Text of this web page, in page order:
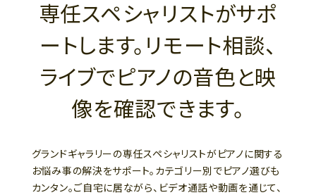
専任スペシャリストがサポ
ートします。リモート相談、
ライブでピアノの音色と映
像を確認できます。
グランドギャラリーの専任スペシャリストがピアノに関する
お悩み事の解決をサポート。カテゴリー別でピアノ選びも
カンタン。ご自宅に居ながら、ビデオ通話や動画を通じて、